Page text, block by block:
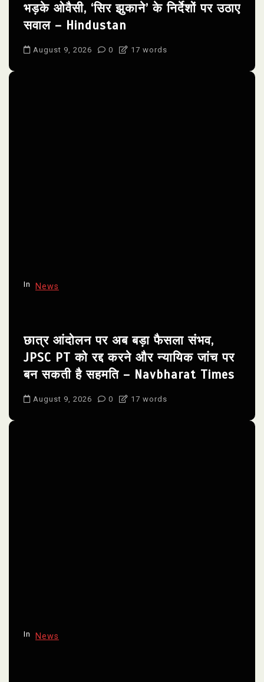
भड़के ओवैसी, ‘सिर झुकाने’ के निर्देशों पर उठाए
सवाल – Hindustan
August 9, 2026 0 17 words
In News
छात्र आंदोलन पर अब बड़ा फैसला संभव,
JPSC PT को रद्द करने और न्यायिक जांच पर
बन सकती है सहमति – Navbharat Times
August 9, 2026 0 17 words
In News